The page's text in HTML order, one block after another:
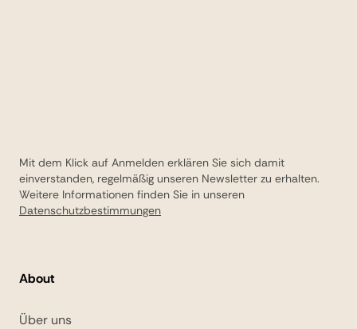
Mit dem Klick auf Anmelden erklären Sie sich damit
einverstanden, regelmäßig unseren Newsletter zu erhalten.
Weitere Informationen finden Sie in unseren
Datenschutzbestimmungen
About
Über uns